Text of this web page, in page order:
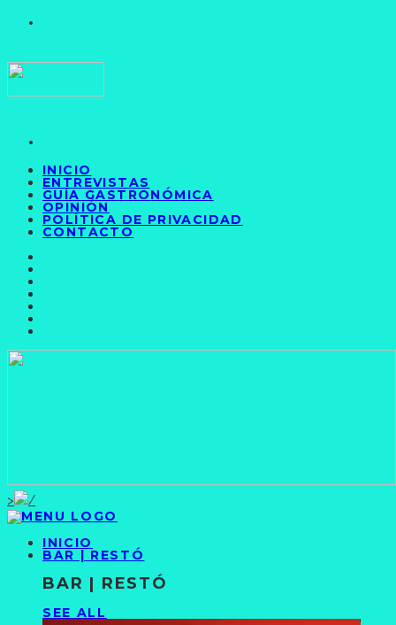
INICIO
ENTREVISTAS
GUÍA GASTRONÓMICA
OPINIÓN
POLÍTICA DE PRIVACIDAD
CONTACTO
>
INICIO
BAR | RESTÓ
BAR | RESTÓ
SEE ALL